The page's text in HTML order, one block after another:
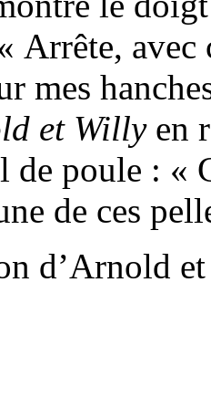
Arrête,
mes
et Willyen
de poule : «
de ces
d’Arnold